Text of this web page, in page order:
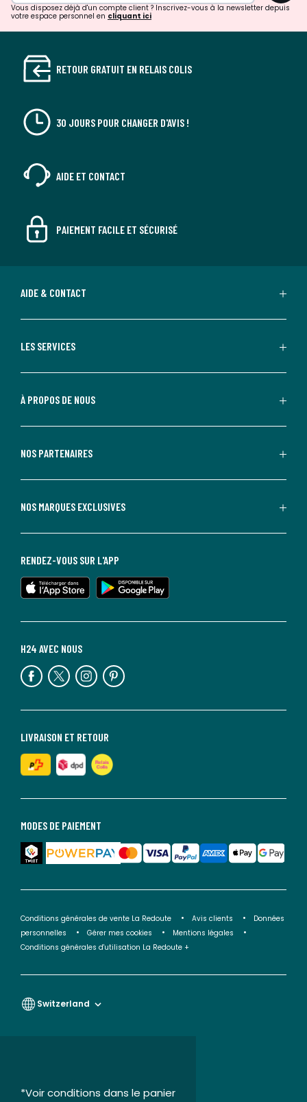
Vous disposez déjà d'un compte client ? Inscrivez-vous à la newsletter depuis
votre espace personnel en cliquant ici
RETOUR GRATUIT EN RELAIS COLIS
30 JOURS POUR CHANGER D'AVIS !
AIDE ET CONTACT
PAIEMENT FACILE ET SÉCURISÉ
AIDE & CONTACT
LES SERVICES
À PROPOS DE NOUS
NOS PARTENAIRES
NOS MARQUES EXCLUSIVES
MODES DE PAIEMENT
LIVRAISON ET RETOUR
H24 AVEC NOUS
RENDEZ-VOUS SUR L'APP
Conditions générales de vente La Redoute Avis clients
Données
personnelles
Gérer mes cookies
Mentions légales
Conditions générales d'utilisation La Redoute +
Switzerland
*Voir conditions dans le panier